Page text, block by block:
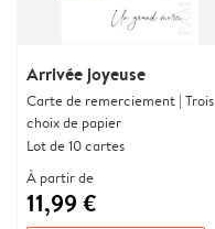
Arrivée joyeuse
Carte de remerciement | Trois
choix de papier
Lot de 10 cartes
À partir de
11,99 €